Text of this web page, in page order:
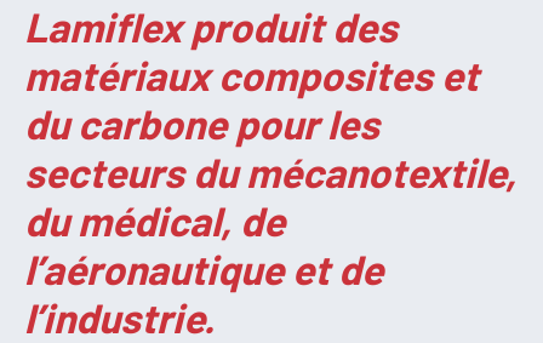
Lamiflex produit des
matériaux composites et
du carbone pour les
secteurs du mécanotextile,
du médical, de
l’aéronautique et de
l’industrie.